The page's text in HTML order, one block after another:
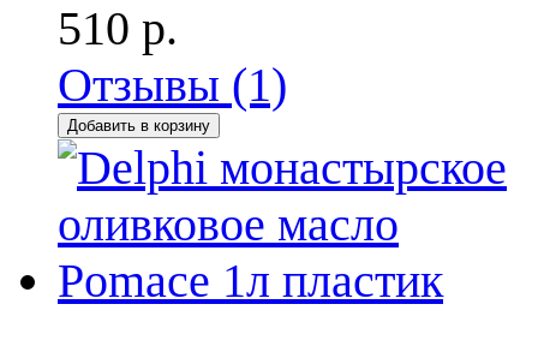
510 р.
Отзывы (1)
Добавить в корзину